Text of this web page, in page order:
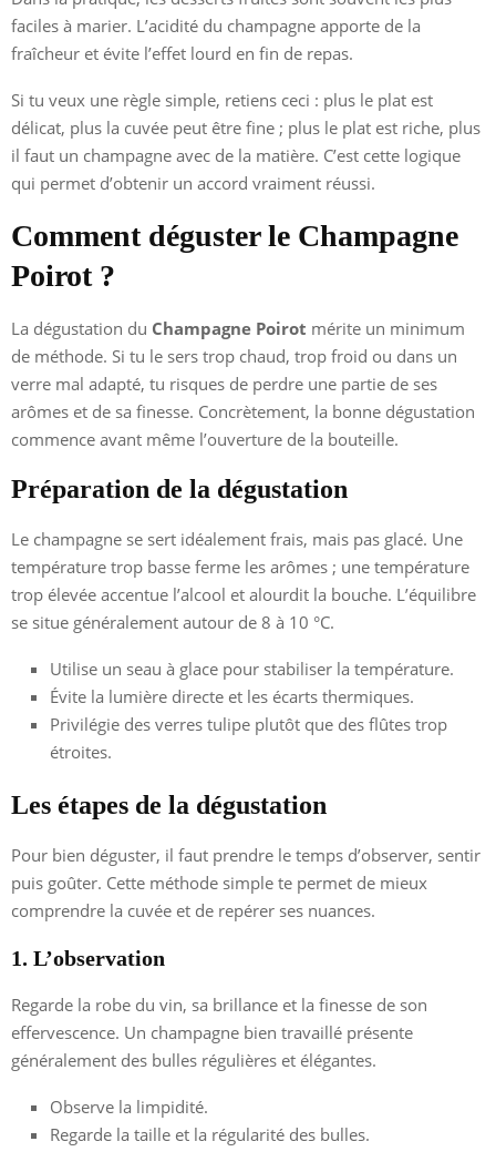
faciles à marier. L’acidité du champagne apporte de la
fraîcheur et évite l’effet lourd en fin de repas.
Si tu veux une règle simple, retiens ceci : plus le plat est
délicat, plus la cuvée peut être fine ; plus le plat est riche, plus
il faut un champagne avec de la matière. C’est cette logique
qui permet d’obtenir un accord vraiment réussi.
Comment déguster le Champagne
Poirot ?
La dégustation du Champagne Poirot mérite un minimum
de méthode. Si tu le sers trop chaud, trop froid ou dans un
verre mal adapté, tu risques de perdre une partie de ses
arômes et de sa finesse. Concrètement, la bonne dégustation
commence avant même l’ouverture de la bouteille.
Préparation de la dégustation
Le champagne se sert idéalement frais, mais pas glacé. Une
température trop basse ferme les arômes ; une température
trop élevée accentue l’alcool et alourdit la bouche. L’équilibre
se situe généralement autour de 8 à 10 °C.
Utilise un seau à glace pour stabiliser la température.
Évite la lumière directe et les écarts thermiques.
Privilégie des verres tulipe plutôt que des flûtes trop
étroites.
Les étapes de la dégustation
Pour bien déguster, il faut prendre le temps d’observer, sentir
puis goûter. Cette méthode simple te permet de mieux
comprendre la cuvée et de repérer ses nuances.
1. L’observation
Regarde la robe du vin, sa brillance et la finesse de son
effervescence. Un champagne bien travaillé présente
généralement des bulles régulières et élégantes.
Observe la limpidité.
Regarde la taille et la régularité des bulles.